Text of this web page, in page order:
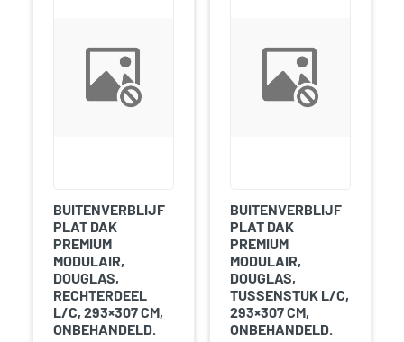
BUITENVERBLIJF
PLAT DAK
PREMIUM
MODULAIR,
DOUGLAS,
RECHTERDEEL
L/C, 293×307 CM,
ONBEHANDELD.
BUITENVERBLIJF
PLAT DAK
PREMIUM
MODULAIR,
DOUGLAS,
TUSSENSTUK L/C,
293×307 CM,
ONBEHANDELD.